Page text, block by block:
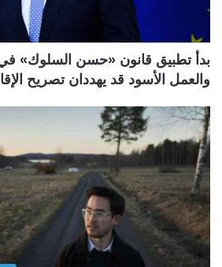
بدأ تطبيق قانون «حسن السلوك» في
والعمل الأسود قد يهددان تصريح